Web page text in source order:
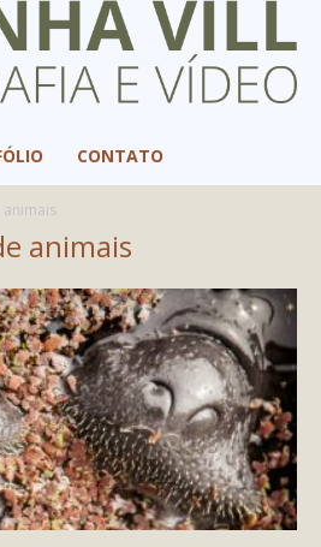
CONTATO
animais
animais